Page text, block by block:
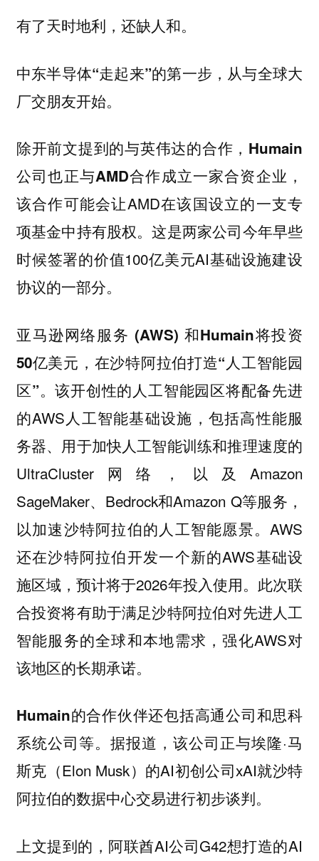
有了天时地利，还缺人和。
中东半导体“走起来”的第一步，从与全球大
厂交朋友开始。
除开前文提到的与英伟达的合作， Humain
公司也正与AMD合作成立一家合资企业 ，
该合作可能会让AMD在该国设立的一支专
项基金中持有股权。这是两家公司今年早些
时候签署的价值100亿美元AI基础设施建设
协议的一部分。
亚马逊网络服务 (AWS) 和Humain将投资
50亿美元，在沙特阿拉伯打造“人工智能园
区”。该开创性的人工智能园区将配备先进
的AWS人工智能基础设施，包括高性能服
务器、用于加快人工智能训练和推理速度的
UltraCluster网络，以及Amazon
SageMaker、Bedrock和Amazon Q等服务，
以加速沙特阿拉伯的人工智能愿景。AWS
还在沙特阿拉伯开发一个新的AWS基础设
施区域，预计将于2026年投入使用。此次联
合投资将有助于满足沙特阿拉伯对先进人工
智能服务的全球和本地需求，强化AWS对
该地区的长期承诺。
Humain的合作伙伴还包括高通公司和思科
系统公司等。 据报道，该公司正与埃隆·马
斯克（Elon Musk）的AI初创公司xAI就沙特
阿拉伯的数据中心交易进行初步谈判。
上文提到的，阿联酋AI公司G42想打造的AI